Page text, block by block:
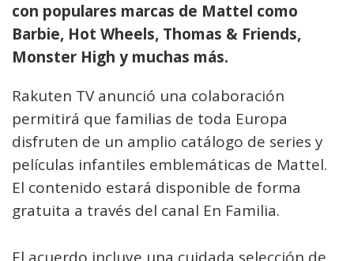
con populares marcas de Mattel como
Barbie, Hot Wheels, Thomas & Friends,
Monster High y muchas más.
Rakuten TV anunció una colaboración
permitirá que familias de toda Europa
disfruten de un amplio catálogo de series y
películas infantiles emblemáticas de Mattel.
El contenido estará disponible de forma
gratuita a través del canal En Familia.